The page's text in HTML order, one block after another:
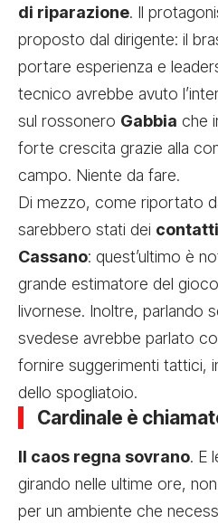
di riparazione. Il
proposto dal dirigente: il
portare esperienza e
tecnico avrebbe avuto
sul rossonero Gabbia che
forte crescita grazie alla
campo. Niente da fare.
Di mezzo, come riportato
sarebbero stati dei
Cassano: quest’ultimo è
grande estimatore del gioco
livornese. Inoltre, parlando
svedese avrebbe parlato
fornire suggerimenti tattici,
dello spogliatoio.
Cardinale è
Il caos regna sovrano. E
girando nelle ultime ore,
per un ambiente che